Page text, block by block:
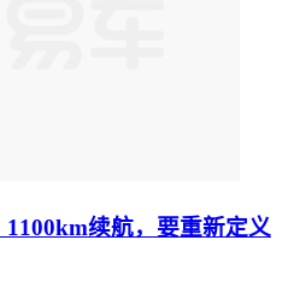
续航，要重新定义